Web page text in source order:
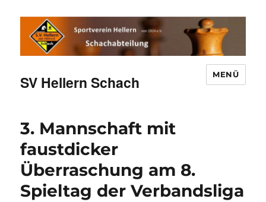
SV Hellern Schach MENÜ
3. Mannschaft mit
faustdicker
Überraschung am 8.
Spieltag der Verbandsliga